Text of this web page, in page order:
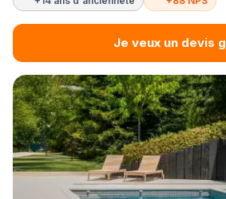
Je veux un devis